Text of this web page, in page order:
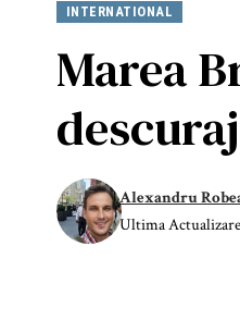
INTERNATIONAL
Marea
Ultima
Alexandru